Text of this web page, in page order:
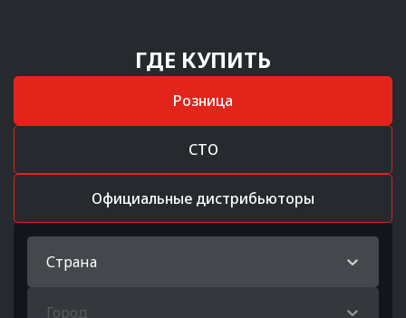
ГДЕ КУПИТЬ
Розница
СТО
Официальные дистрибьюторы
Страна
Город